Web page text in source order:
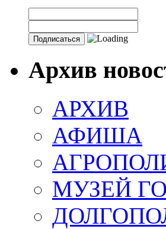
Архив
АРХИВ
АФИША
МУЗЕЙ